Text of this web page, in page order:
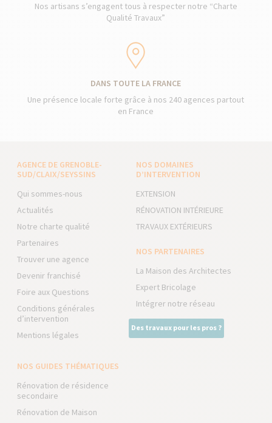
Nos artisans s’engagent tous à respecter notre “Charte
Qualité Travaux”
DANS TOUTE LA FRANCE
Une présence locale forte grâce à nos 240 agences partout
en France
AGENCE DE GRENOBLE-
SUD/CLAIX/SEYSSINS
Qui sommes-nous
Actualités
Notre charte qualité
Partenaires
Trouver une agence
Devenir franchisé
Foire aux Questions
Conditions générales
d’intervention
Mentions légales
NOS DOMAINES
D’INTERVENTION
EXTENSION
RÉNOVATION INTÉRIEURE
TRAVAUX EXTÉRIEURS
NOS PARTENAIRES
La Maison des Architectes
Expert Bricolage
Intégrer notre réseau
Des travaux pour les pros ?
NOS GUIDES THÉMATIQUES
Rénovation de résidence
secondaire
Rénovation de Maison